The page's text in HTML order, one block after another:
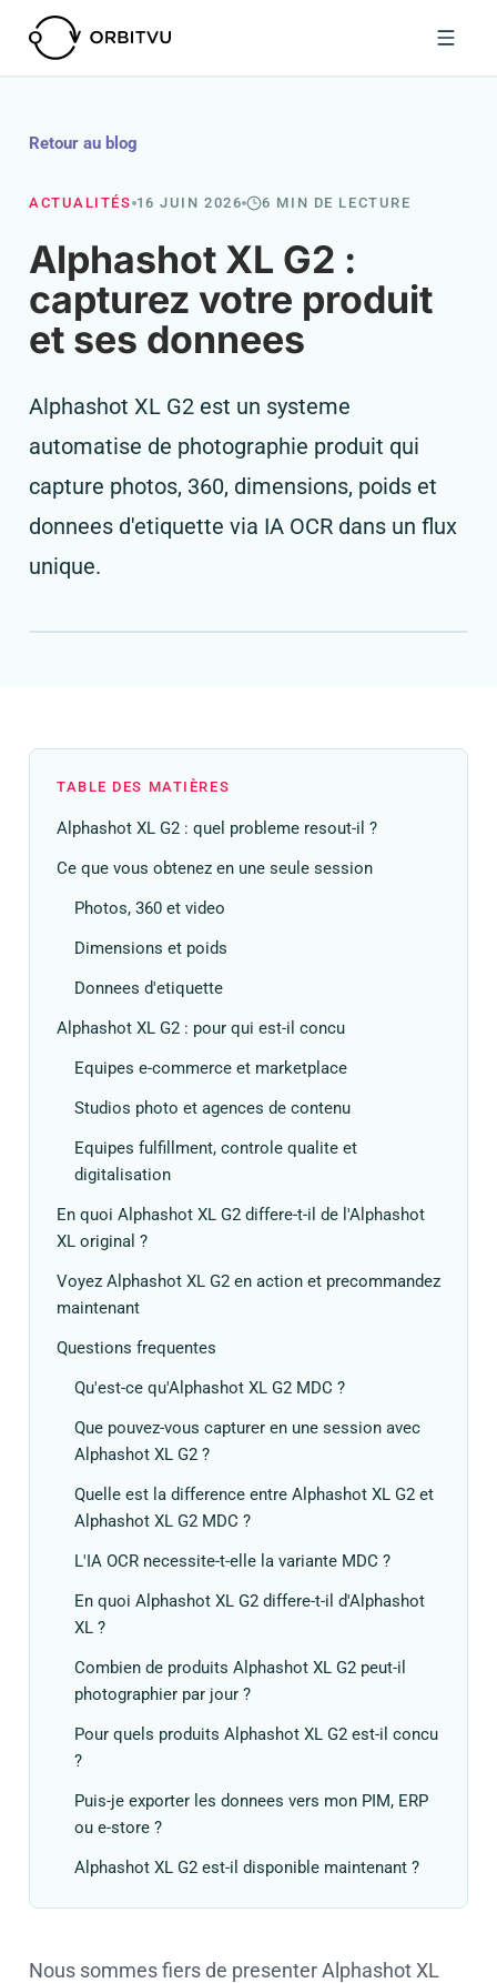
Retour au blog
ACTUALITÉS 16 JUIN 2026 6 MIN DE LECTURE
Alphashot XL G2 :
capturez votre produit
et ses donnees
Alphashot XL G2 est un systeme
automatise de photographie produit qui
capture photos, 360, dimensions, poids et
donnees d'etiquette via IA OCR dans un flux
unique.
TABLE DES MATIÈRES
Alphashot XL G2 : quel probleme resout-il ?
Ce que vous obtenez en une seule session
Photos, 360 et video
Dimensions et poids
Donnees d'etiquette
Alphashot XL G2 : pour qui est-il concu
Equipes e-commerce et marketplace
Studios photo et agences de contenu
Equipes fulfillment, controle qualite et
digitalisation
En quoi Alphashot XL G2 differe-t-il de l'Alphashot
XL original ?
Voyez Alphashot XL G2 en action et precommandez
maintenant
Questions frequentes
Qu'est-ce qu'Alphashot XL G2 MDC ?
Que pouvez-vous capturer en une session avec
Alphashot XL G2 ?
Quelle est la difference entre Alphashot XL G2 et
Alphashot XL G2 MDC ?
L'IA OCR necessite-t-elle la variante MDC ?
En quoi Alphashot XL G2 differe-t-il d'Alphashot
XL ?
Combien de produits Alphashot XL G2 peut-il
photographier par jour ?
Pour quels produits Alphashot XL G2 est-il concu
?
Puis-je exporter les donnees vers mon PIM, ERP
ou e-store ?
Alphashot XL G2 est-il disponible maintenant ?
Nous sommes fiers de presenter Alphashot XL